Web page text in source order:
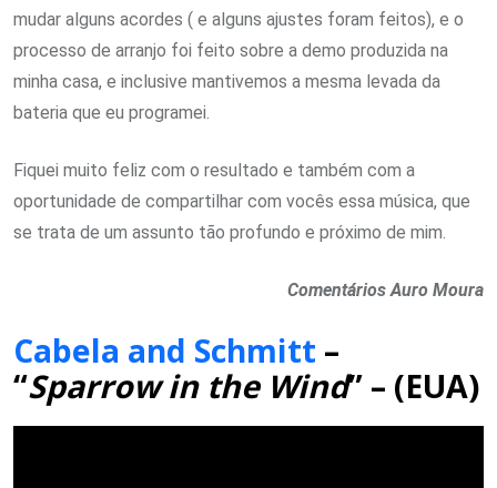
mudar alguns acordes ( e alguns ajustes foram feitos), e o
processo de arranjo foi feito sobre a demo produzida na
minha casa, e inclusive mantivemos a mesma levada da
bateria que eu programei.
Fiquei muito feliz com o resultado e também com a
oportunidade de compartilhar com vocês essa música, que
se trata de um assunto tão profundo e próximo de mim.
Comentários Auro Moura
Cabela and Schmitt –
“Sparrow in the Wind” – (EUA)